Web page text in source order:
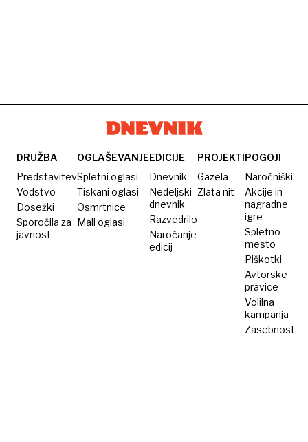
DRUŽBA
Predstavitev
Vodstvo
Dosežki
Sporočila za
javnost
OGLAŠEVANJE
Spletni oglasi
Tiskani oglasi
Osmrtnice
Mali oglasi
EDICIJE
Dnevnik
Nedeljski
dnevnik
Razvedrilo
Naročanje
edicij
PROJEKTI
Gazela
Zlata nit
POGOJI
Naročniški
Akcije in
nagradne
igre
Spletno
mesto
Piškotki
Avtorske
pravice
Volilna
kampanja
Zasebnost